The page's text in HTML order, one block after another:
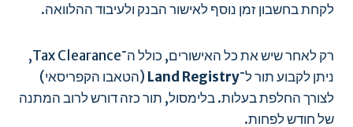
לקחת בחשבון זמן נוסף לאישור הבנק ולעיבוד ההלוואה.
רק לאחר שיש את כל האישורים, כולל ה־Tax Clearance,
ניתן לקבוע תור ל־Land Registry (הטאבו הקפריסאי)
לצורך החלפת בעלות. בלימסול, תור כזה דורש לרוב המתנה
של חודש לפחות.